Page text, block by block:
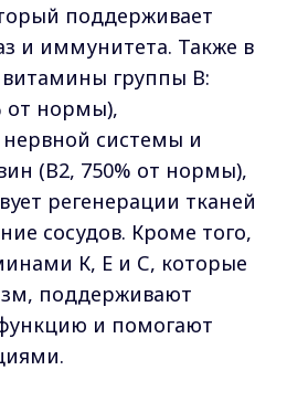
поддерживает
и иммунитета. Также в
витамины группы В:
от нормы),
системы и
(В2, 750% от нормы),
регенерации тканей
сосудов. Кроме того,
К, Е и С, которые
поддерживают
и помогают